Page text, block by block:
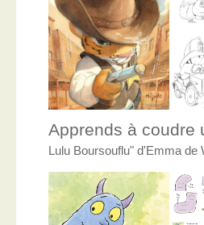
Apprends à
Lulu Boursouflu" d'Emma de